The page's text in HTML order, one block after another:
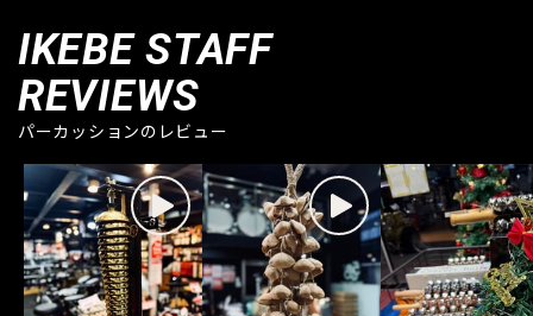
IKEBE STAFF
REVIEWS
パーカッションのレビュー